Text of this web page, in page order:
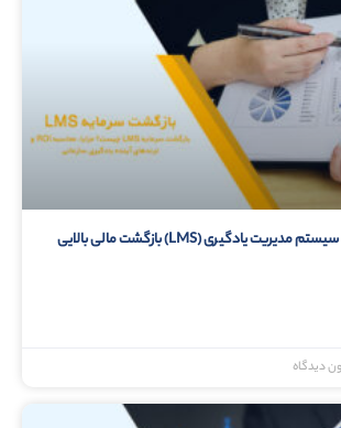
چرا سرمایه‌گذاری روی سیستم مدیریت یادگیری (LMS) بازگشت مالی بالایی
دیدگاه